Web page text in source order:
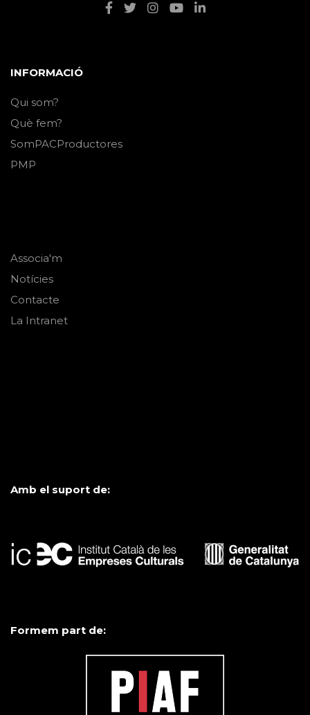
INFORMACIÓ
Qui som?
Què fem?
SomPACProductores
PMP
Associa'm
Notícies
Contacte
La Intranet
Amb el suport de:
Formem part de: